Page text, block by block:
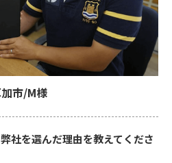
市/M様
社を選んだ理由を教えてくださ